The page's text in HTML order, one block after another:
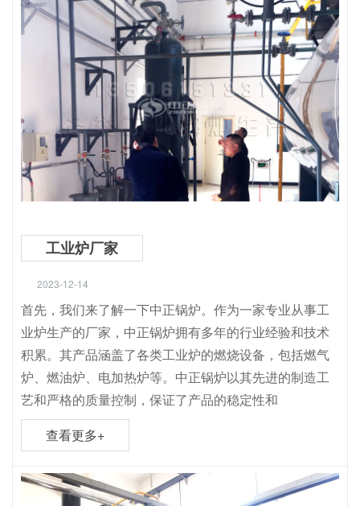
工业炉厂家
2023-12-14
首先，我们来了解一下中正锅炉。作为一家专业从事工
业炉生产的厂家，中正锅炉拥有多年的行业经验和技术
积累。其产品涵盖了各类工业炉的燃烧设备，包括燃气
炉、燃油炉、电加热炉等。中正锅炉以其先进的制造工
艺和严格的质量控制，保证了产品的稳定性和
查看更多+